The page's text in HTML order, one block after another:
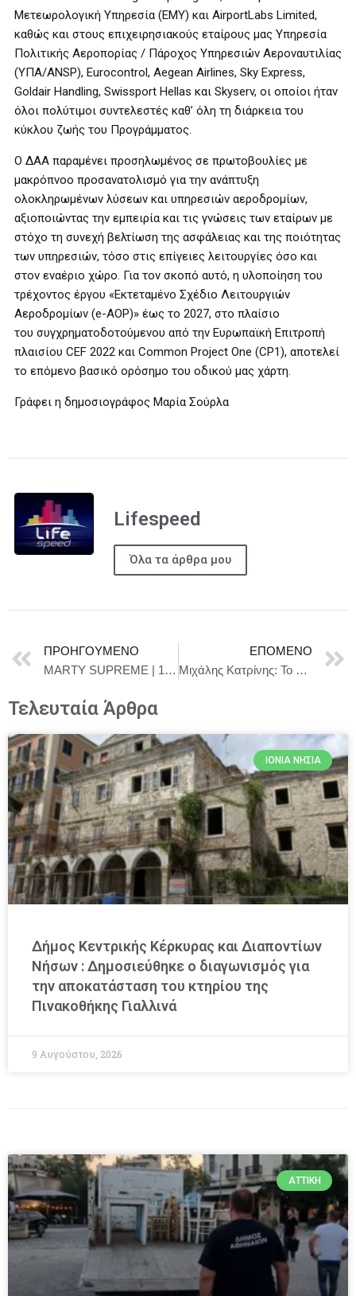
Μετεωρολογική Υπηρεσία (ΕΜΥ) και AirportLabs Limited,
καθώς και στους επιχειρησιακούς εταίρους μας Υπηρεσία
Πολιτικής Αεροπορίας / Πάροχος Υπηρεσιών Αεροναυτιλίας
(ΥΠΑ/ANSP), Eurocontrol, Aegean Airlines, Sky Express,
Goldair Handling, Swissport Hellas και Skyserv, οι οποίοι ήταν
όλοι πολύτιμοι συντελεστές καθ’ όλη τη διάρκεια του
κύκλου ζωής του Προγράμματος.
Ο ΔΑΑ παραμένει προσηλωμένος σε πρωτοβουλίες με
μακρόπνοο προσανατολισμό για την ανάπτυξη
ολοκληρωμένων λύσεων και υπηρεσιών αεροδρομίων,
αξιοποιώντας την εμπειρία και τις γνώσεις των εταίρων με
στόχο τη συνεχή βελτίωση της ασφάλειας και της ποιότητας
των υπηρεσιών, τόσο στις επίγειες λειτουργίες όσο και
στον εναέριο χώρο. Για τον σκοπό αυτό, η υλοποίηση του
τρέχοντος έργου «Εκτεταμένο Σχέδιο Λειτουργιών
Αεροδρομίων (e-AOP)» έως το 2027, στο πλαίσιο
του συγχρηματοδοτούμενου από την Ευρωπαϊκή Επιτροπή
πλαισίου CEF 2022 και Common Project One (CP1), αποτελεί
το επόμενο βασικό ορόσημο του οδικού μας χάρτη.
Γράφει η δημοσιογράφος Μαρία Σούρλα
Lifespeed
Όλα τα άρθρα μου
ΠΡΟΗΓΟΎΜΕΝΟ
MARTY SUPREME | 15 Ιανουαρίου στους κινηματογράφους
ΕΠΌΜΕΝΟ
Μιχάλης Κατρίνης: Το νομοσχέδιο του ΥΠΕΘΑ πάσχει πολιτικά, συνταγματικά και ουσιαστικά
Τελευταία Άρθρα
ΙΌΝΙΑ ΝΗΣΙΆ
Δήμος Κεντρικής Κέρκυρας και Διαποντίων
Νήσων : Δημοσιεύθηκε ο διαγωνισμός για
την αποκατάσταση του κτηρίου της
Πινακοθήκης Γιαλλινά
9 Αυγούστου, 2026
ΑΤΤΙΚΉ